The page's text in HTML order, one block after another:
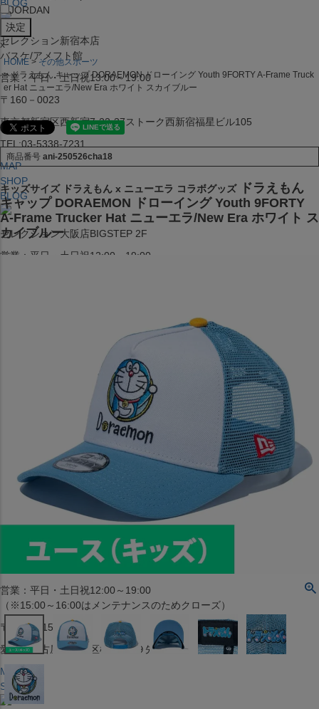
BLOG
セレクション新宿本店
バスケ/アメフト館
営業：平日・土日祝13:00～19:00
〒160－0023
東京都新宿区西新宿7-22-37ストーク西新宿福星ビル105
TEL:03-5338-7231
MAP
SHOP
BLOG
セレクション大阪店BIGSTEP 2F
営業：平日・土日祝12:00～19:00
営業：土・日・祝日のみ 12:00-18:00
〒101-0061
東京都千代田区神田三崎町２丁目２２−１ 1F
営業：平日・土日祝12:00～19:00
（※15:00～16:00はメンテナンスのためクローズ）
〒453-0015
愛知県名古屋市中村区椿町６−９先
MAP
SHOP
JORDAN
x
HOME
その他スポーツ
ドラえもん キャップ DORAEMON ドローイング Youth 9FORTY A-Frame Truck
er Hat ニューエラ/New Era ホワイト スカイブルー
商品番号 ani-250526cha18
キッズサイズ ドラえもん x ニューエラ コラボグッズ
ドラえもん
キャップ DORAEMON ドローイング Youth 9FORTY
A-Frame Trucker Hat ニューエラ/New Era ホワイト ス
カイブルー